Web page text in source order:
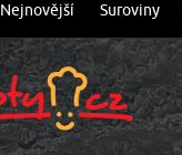
Nejnovější Suroviny